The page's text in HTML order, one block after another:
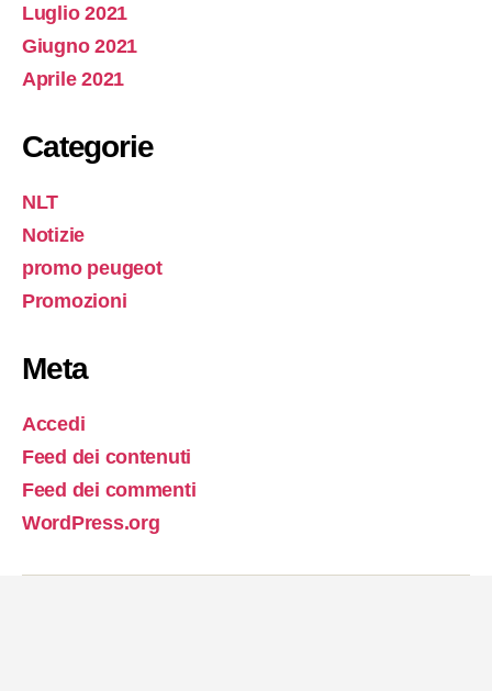
Luglio 2021
Giugno 2021
Aprile 2021
Categorie
NLT
Notizie
promo peugeot
Promozioni
Meta
Accedi
Feed dei contenuti
Feed dei commenti
WordPress.org